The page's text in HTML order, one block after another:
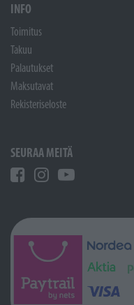
INFO
Toimitus
Takuu
Palautukset
Maksutavat
Rekisteriseloste
SEURAA MEITÄ